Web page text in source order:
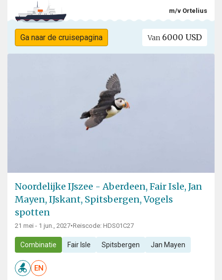
m/v Ortelius
Ga naar de cruisepagina Van 6000 USD
Noordelijke IJszee - Aberdeen, Fair Isle, Jan
Mayen, IJskant, Spitsbergen, Vogels
spotten
21 mei - 1 jun., 2027•Reiscode: HDS01C27
Combinatie Fair Isle Spitsbergen Jan Mayen
EN